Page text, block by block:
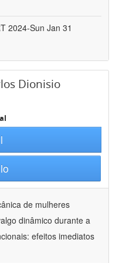
2024-Sun Jan 31
Dionisio
de mulheres
dinâmico durante a
efeitos imediatos